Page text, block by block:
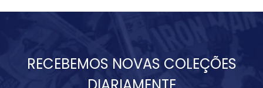
RECEBEMOS NOVAS COLEÇÕES